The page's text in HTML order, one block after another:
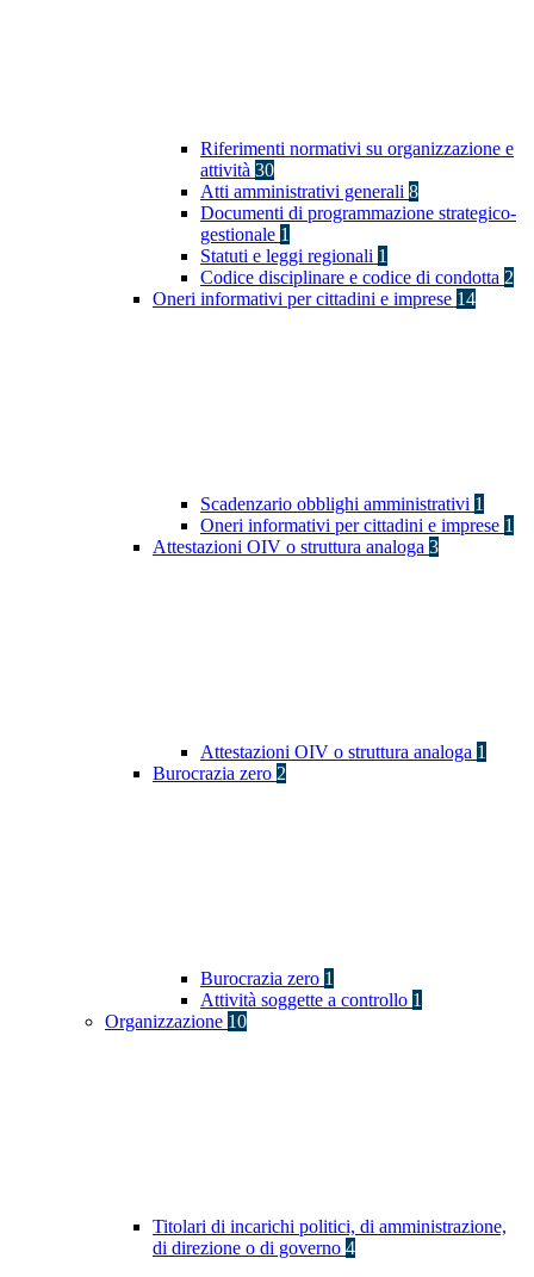
Riferimenti normativi su organizzazione e
attività 30
Atti amministrativi generali 8
Documenti di programmazione strategico-
gestionale 1
Statuti e leggi regionali 1
Codice disciplinare e codice di condotta 2
Oneri informativi per cittadini e imprese 14
Scadenzario obblighi amministrativi 1
Oneri informativi per cittadini e imprese 1
Attestazioni OIV o struttura analoga 3
Attestazioni OIV o struttura analoga 1
Burocrazia zero 2
Burocrazia zero 1
Attività soggette a controllo 1
Organizzazione 10
Titolari di incarichi politici, di amministrazione,
di direzione o di governo 4